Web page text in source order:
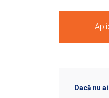
Dacă nu